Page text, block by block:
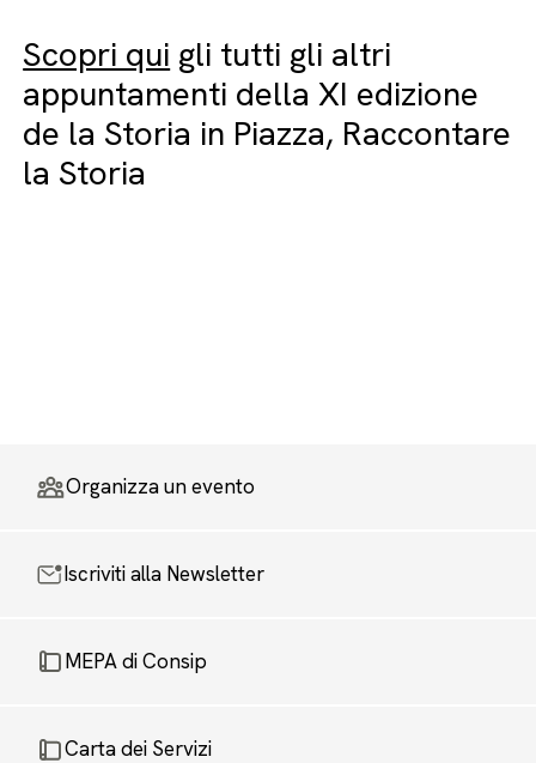
Scopri qui gli tutti gli altri
appuntamenti della XI edizione
de la Storia in Piazza, Raccontare
la Storia
Organizza un evento
Iscriviti alla Newsletter
MEPA di Consip
Carta dei Servizi